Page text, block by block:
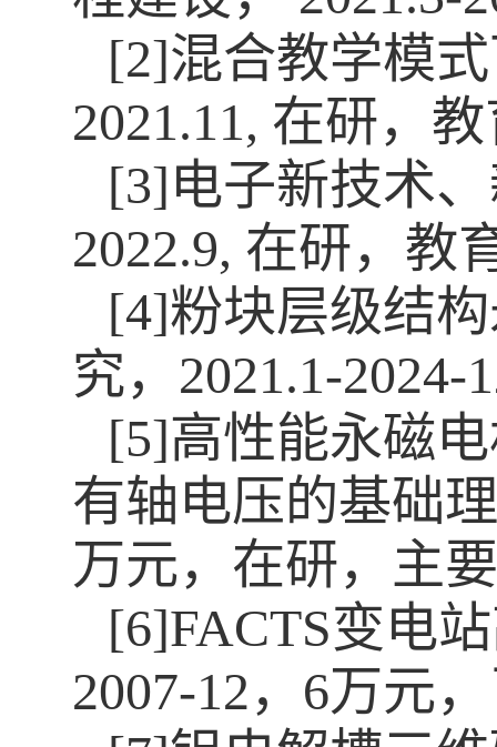
[2]混合教学模
2021.11, 在研，
[3]电子新技术
2022.9, 在研，教
[4]粉块层级结
究，2021.1-
[5]高性能永磁
有轴电压的基础
万元，在研，主
[6]FACTS变电
2007-12，6万元